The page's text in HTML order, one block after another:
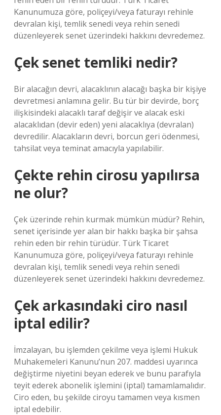
Kanunumuza göre, poliçeyi/veya faturayı rehinle
devralan kişi, temlik senedi veya rehin senedi
düzenleyerek senet üzerindeki hakkını devredemez.
Çek senet temliki nedir?
Bir alacağın devri, alacaklının alacağı başka bir kişiye
devretmesi anlamına gelir. Bu tür bir devirde, borç
ilişkisindeki alacaklı taraf değişir ve alacak eski
alacaklıdan (devir eden) yeni alacaklıya (devralan)
devredilir. Alacakların devri, borcun geri ödenmesi,
tahsilat veya teminat amacıyla yapılabilir.
Çekte rehin cirosu yapılırsa
ne olur?
Çek üzerinde rehin kurmak mümkün müdür? Rehin,
senet içerisinde yer alan bir hakkı başka bir şahsa
rehin eden bir rehin türüdür. Türk Ticaret
Kanunumuza göre, poliçeyi/veya faturayı rehinle
devralan kişi, temlik senedi veya rehin senedi
düzenleyerek senet üzerindeki hakkını devredemez.
Çek arkasındaki ciro nasıl
iptal edilir?
İmzalayan, bu işlemden çekilme veya işlemi Hukuk
Muhakemeleri Kanunu’nun 207. maddesi uyarınca
değiştirme niyetini beyan ederek ve bunu parafıyla
teyit ederek abonelik işlemini (iptal) tamamlamalıdır.
Ciro eden, bu şekilde ciroyu tamamen veya kısmen
iptal edebilir.